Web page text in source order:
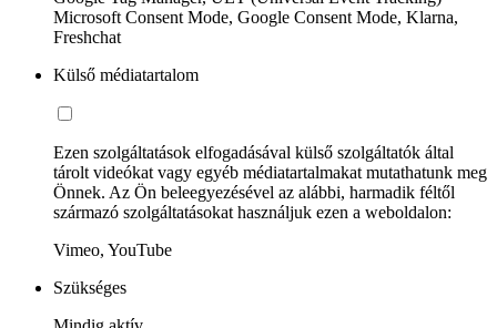
Microsoft Consent Mode, Google Consent Mode, Klarna,
Freshchat
Külső médiatartalom
Ezen szolgáltatások elfogadásával külső szolgáltatók által
tárolt videókat vagy egyéb médiatartalmakat mutathatunk meg
Önnek. Az Ön beleegyezésével az alábbi, harmadik féltől
származó szolgáltatásokat használjuk ezen a weboldalon:
Vimeo, YouTube
Szükséges